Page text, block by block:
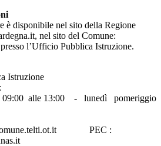
è disponibile nel sito della Regione
nel sito del Comune:
l’Ufficio Pubblica Istruzione.
Istruzione
09:00 alle 13:00 - lunedì pomeriggio
PEC :